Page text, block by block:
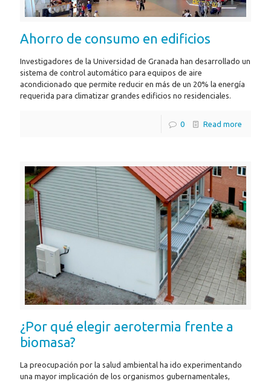
Ahorro de consumo en edificios
Investigadores de la Universidad de Granada han desarrollado un
sistema de control automático para equipos de aire
acondicionado que permite reducir en más de un 20% la energía
requerida para climatizar grandes edificios no residenciales.
0 Read more
¿Por qué elegir aerotermia frente a
biomasa?
La preocupación por la salud ambiental ha ido experimentando
una mayor implicación de los organismos gubernamentales,